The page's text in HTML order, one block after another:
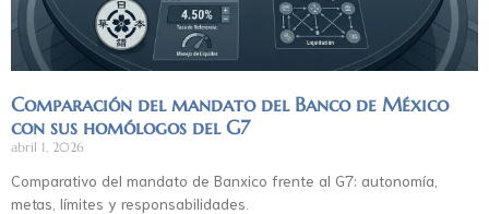
Comparación del mandato del Banco de México
con sus homólogos del G7
abril 1, 2026
Comparativo del mandato de Banxico frente al G7: autonomía,
metas, límites y responsabilidades.